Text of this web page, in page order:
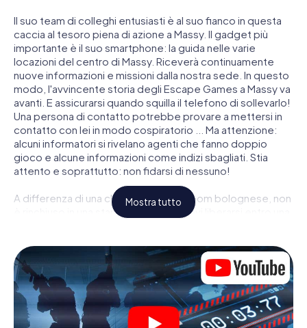
Il suo team di colleghi entusiasti è al suo fianco in questa
caccia al tesoro piena di azione a Massy. Il gadget più
importante è il suo smartphone: la guida nelle varie
locazioni del centro di Massy. Riceverà continuamente
nuove informazioni e missioni dalla nostra sede. In questo
modo, l'avvincente storia degli Escape Games a Massy va
avanti. E assicurarsi quando squilla il telefono di sollevarlo!
Una persona di contatto potrebbe provare a mettersi in
contatto con lei in modo cospiratorio ... Ma attenzione:
alcuni informatori si rivelano agenti che fanno doppio
gioco e alcune informazioni come indizi sbagliati. Stia
attento e soprattutto: non fidarsi di nessuno!
A differenza di una classica Escape Room bolognese, non
è rinchiuso in una stanza dalla quale devi liberarsi entro una
personale! Il requisito tecnico per la sua avventura da
agente a Massy é uno smartphone con accesso a Internet
mobile. Un clic le dà accesso alla nostra app web. Non è
necessario installare nulla per essere trascinati nell'azione
da video interattivi, minigiochi complicati e molte altre
funzionalità.
Mostra tutto